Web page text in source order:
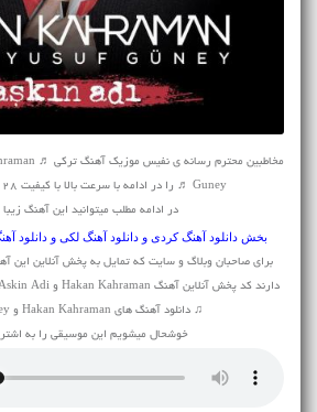
Guney ♬ را در ادامه با سرعت بالا با کیفیت 128 و 320 دانلود کنید
در ادامه مطلب میتوانید این آهنگ زیبا
بخش دانلود آهنگ کردیو دانلود آهنگ لکیو دانلود
برای صاحبان وبلاگ و سایت که تمایل به پخش آنلاین این
دارند کد پخش آنلاین آهنگ Hakan Kahraman و Yusuf Guney Askin Adi آماده شده است
♫ دانلود آهنگ های Hakan Kahraman و Yusuf Guney ♫
خوشحال میشویم این موسیقی را به